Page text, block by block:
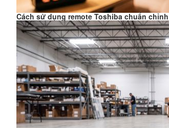
Cách sử dụng remote Toshiba chuẩn chỉnh